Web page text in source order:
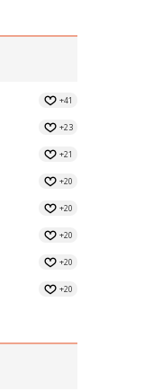
+41
+23
+21
+20
+20
+20
+20
+20